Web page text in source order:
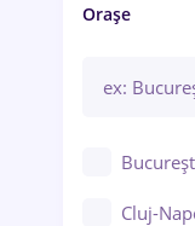
Orașe
Cluj-